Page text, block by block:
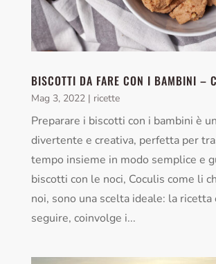
BISCOTTI DA FARE CON I BAMBINI –
Mag 3, 2022| ricette
Preparare i biscotti con i bambini è
divertente e creativa, perfetta per
tempo insieme in modo semplice e
biscotti con le noci, Coculis come li
noi, sono una scelta ideale: la ricetta
seguire, coinvolge i...